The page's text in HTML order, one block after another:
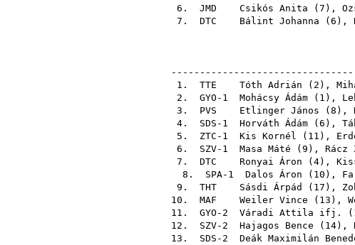
6. JMD Csikós Anita ( 7 ),
7. DTC Bálint Johanna ( 6 ),
1. TTE Tóth Adrián ( 2 ),
2. GYO-1 Mohácsy Ádám ( 1 ),
3. PVS Etlinger János ( 8 ),
4. SDS-1 Horváth Ádám ( 6 ),
5. ZTC-1 Kis Kornél ( 11 ),
6. SZV-1 Masa Máté ( 9 ), Rácz
7. DTC Ronyai Áron ( 4),
8. SPA-1 Dalos Áron ( 10 ),
9. THT Sásdi Árpád ( 17 ),
10. MAF Weiler Vince ( 13 ),
11. GYO-2 Váradi Attila ifj. (
12. SZV-2 Hajagos Bence ( 14),
13. SDS-2 Deák Maximilán